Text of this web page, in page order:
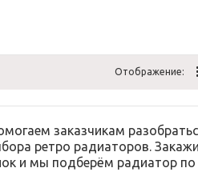
Отображение:
заказчикам
ретро радиаторов.
и мы подберём радиатор